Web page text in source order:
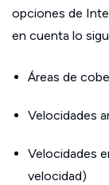
opciones de
en cuenta lo
Áreas de
Velocidades
Velocidades
velocidad)